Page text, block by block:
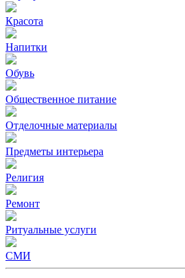
Красота
Напитки
Обувь
Общественное питание
Отделочные материалы
Предметы интерьера
Религия
Ремонт
Ритуальные услуги
СМИ